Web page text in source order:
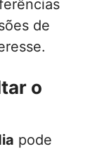
de
o
pode